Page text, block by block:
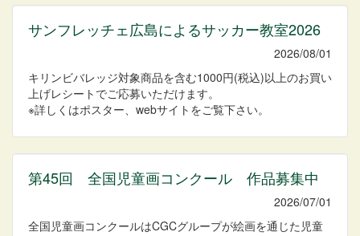
サンフレッチェ広島によるサッカー教室2026
2026/08/01
キリンビバレッジ対象商品を含む1000円(税込)以上のお買い
上げレシートでご応募いただけます。
※詳しくはポスター、webサイトをご覧下さい。
第45回 全国児童画コンクール 作品募集中
2026/07/01
全国児童画コンクールはCGCグループが絵画を通じた児童